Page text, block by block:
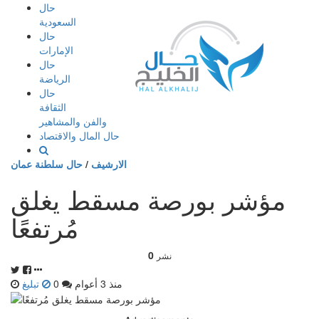
إذهب
المحتوى
حال
السعودية
حال
الإمارات
حال
الرياضة
حال
الثقافة
والفن والمشاهير
حال المال والاقتصاد
الارشيف / حال سلطنة عمان
مؤشر بورصة مسقط يغلق
مُرتفعًا
0 نشر
منذ 3 أعوام تبليغ